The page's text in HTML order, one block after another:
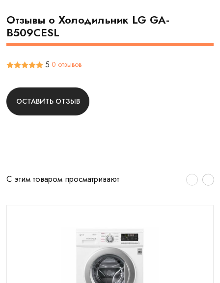
Отзывы о Холодильник LG GA-
B509CESL
5 0 отзывов
ОСТАВИТЬ ОТЗЫВ
С этим товаром просматривают